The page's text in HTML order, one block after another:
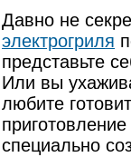
Давно не
электрогриля
представьте
Или вы
любите
специально